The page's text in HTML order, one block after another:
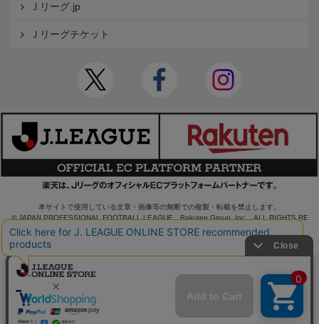
Ｊリーグ.jp
Ｊリーグチケット
本サイトで使用している文章・画像等の無断での複製・転載を禁止します。
© JAPAN PROFESSIONAL FOOTBALL LEAGUE Rakuten Group, Inc. ALL RIGHTS RE
SERVED.